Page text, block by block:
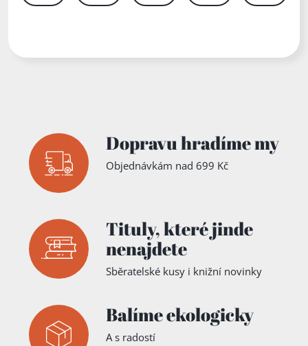
Dopravu hradíme my
Objednávkám nad 699 Kč
Tituly,které jinde
nenajdete
Sběratelské kusy i knižní novinky
Balíme ekologicky
A s radostí